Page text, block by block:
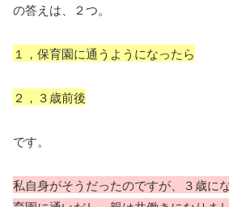
の答えは、２つ。
１，保育園に通うようになったら
２，３歳前後
です。
私自身がそうだったのですが、３歳に